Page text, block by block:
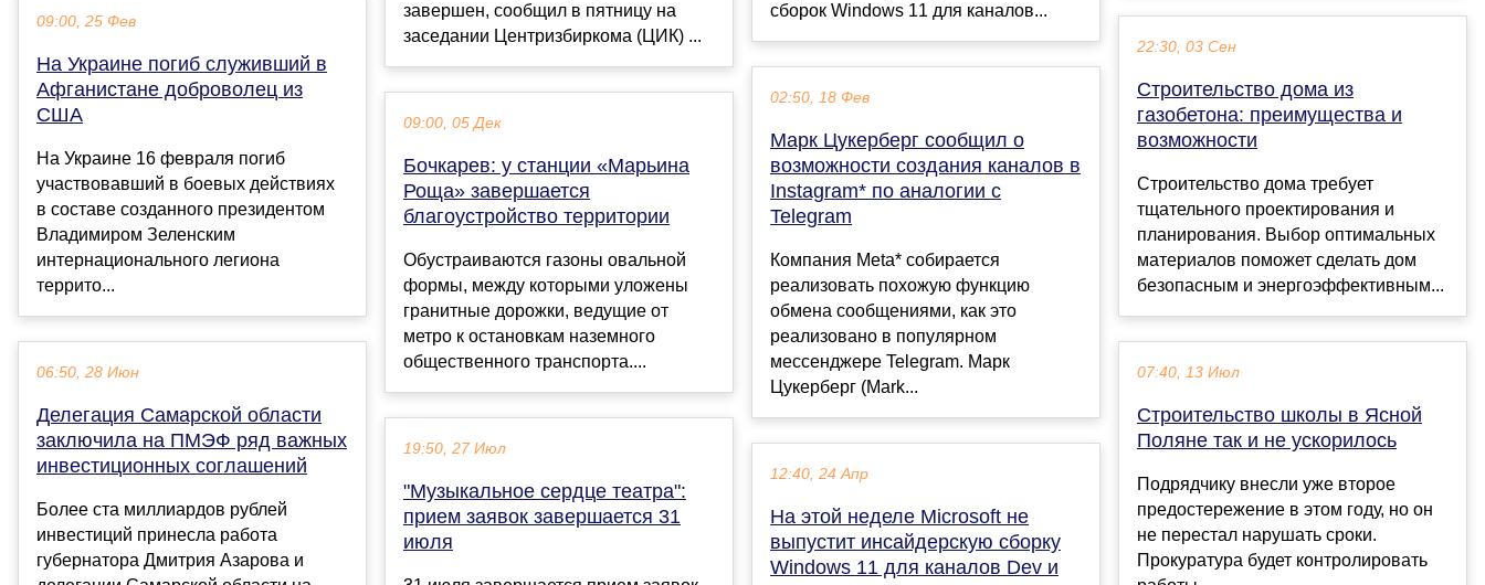
09:00, 25 Фев
На Украине погиб служивший в
Афганистане доброволец из
США
На Украине 16 февраля погиб
участвовавший в боевых действиях
в составе созданного президентом
Владимиром Зеленским
интернационального легиона
террито...
06:50, 28 Июн
Делегация Самарской области
заключила на ПМЭФ ряд важных
инвестиционных соглашений
Более ста миллиардов рублей
инвестиций принесла работа
губернатора Дмитрия Азарова и
завершен, сообщил в пятницу на
заседании Центризбиркома (ЦИК) ...
09:00, 05 Дек
Бочкарев: у станции «Марьина
Роща» завершается
благоустройство территории
Обустраиваются газоны овальной
формы, между которыми уложены
гранитные дорожки, ведущие от
метро к остановкам наземного
общественного транспорта....
19:50, 27 Июл
"Музыкальное сердце театра":
прием заявок завершается 31
июля
сборок Windows 11 для каналов...
02:50, 18 Фев
Марк Цукерберг сообщил о
возможности создания каналов в
Instagram* по аналогии с
Telegram
Компания Meta* собирается
реализовать похожую функцию
обмена сообщениями, как это
реализовано в популярном
мессенджере Telegram. Марк
Цукерберг (Mark...
12:40, 24 Апр
На этой неделе Microsoft не
выпустит инсайдерскую сборку
Windows 11 для каналов Dev и
22:30, 03 Сен
Строительство дома из
газобетона: преимущества и
возможности
Строительство дома требует
тщательного проектирования и
планирования. Выбор оптимальных
материалов поможет сделать дом
безопасным и энергоэффективным...
07:40, 13 Июл
Строительство школы в Ясной
Поляне так и не ускорилось
Подрядчику внесли уже второе
предостережение в этом году, но он
не перестал нарушать сроки.
Прокуратура будет контролировать